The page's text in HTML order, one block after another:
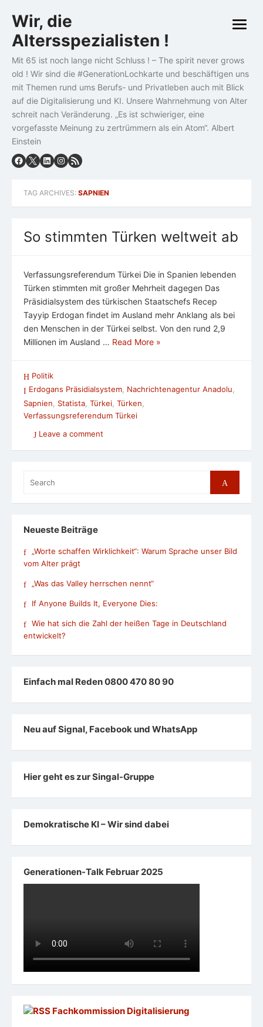
to
content
Wir, die
Altersspezialisten !
Mit 65 ist noch lange nicht Schluss ! – The spirit never grows
old ! Wir sind die #GenerationLochkarte und beschäftigen uns
mit Themen rund ums Berufs- und Privatleben auch mit Blick
auf die Digitalisierung und KI. Unsere Wahrnehmung von Alter
schreit nach Veränderung. „Es ist schwieriger, eine
vorgefasste Meinung zu zertrümmern als ein Atom“. Albert
Einstein
open
TAG ARCHIVES: SAPNIEN
So stimmten Türken weltweit ab
Verfassungsreferendum Türkei Die in Spanien lebenden
Türken stimmten mit großer Mehrheit dagegen Das
Präsidialsystem des türkischen Staatschefs Recep
Tayyip Erdogan findet im Ausland mehr Anklang als bei
den Menschen in der Türkei selbst. Von den rund 2,9
Millionen im Ausland … Read More »
Politik
Erdogans Präsidialsystem, Nachrichtenagentur Anadolu,
Sapnien
Statista Türkei Türken
Verfassungsreferendum Türkei
Leave a comment
for:
Search
Neueste Beiträge
„Worte schaffen Wirklichkeit“: Warum Sprache unser Bild
vom Alter prägt
„Was das Valley herrschen nennt“
If Anyone Builds It, Everyone Dies:
Wie hat sich die Zahl der heißen Tage in Deutschland
entwickelt?
Einfach mal Reden 0800 470 80 90
Neu auf Signal, Facebook und WhatsApp
Hier geht es zur Singal-Gruppe
Demokratische KI – Wir sind dabei
Generationen-Talk Februar 2025
Fachkommission Digitalisierung